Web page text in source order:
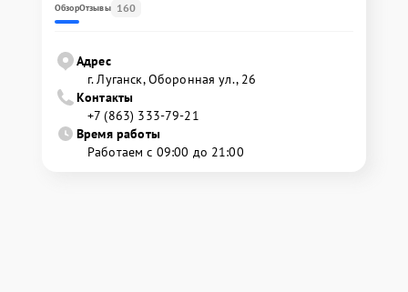
ОбзорОтзывы 160
Адрес
г. Луганск, Оборонная ул., 26
Контакты
+7 (863) 333-79-21
Время работы
Работаем с 09:00 до 21:00